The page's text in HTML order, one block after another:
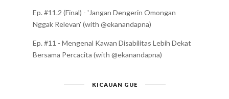
Ep. #11.2 (Final) - 'Jangan Dengerin Omongan
Nggak Relevan' (with @ekanandapna)
Ep. #11 - Mengenal Kawan Disabilitas Lebih Dekat
Bersama Percacita (with @ekanandapna)
KICAUAN GUE